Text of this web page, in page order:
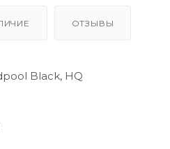
ОТЗЫВЫ
Black, HQ